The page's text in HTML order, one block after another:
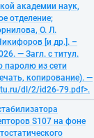
академии наук,
отделение;
О. Л.
[и др.]. –
— Загл. с титул.
паролю из сети
копирование). —
dl/2/id26-79.pdf>.
S107 на фоне